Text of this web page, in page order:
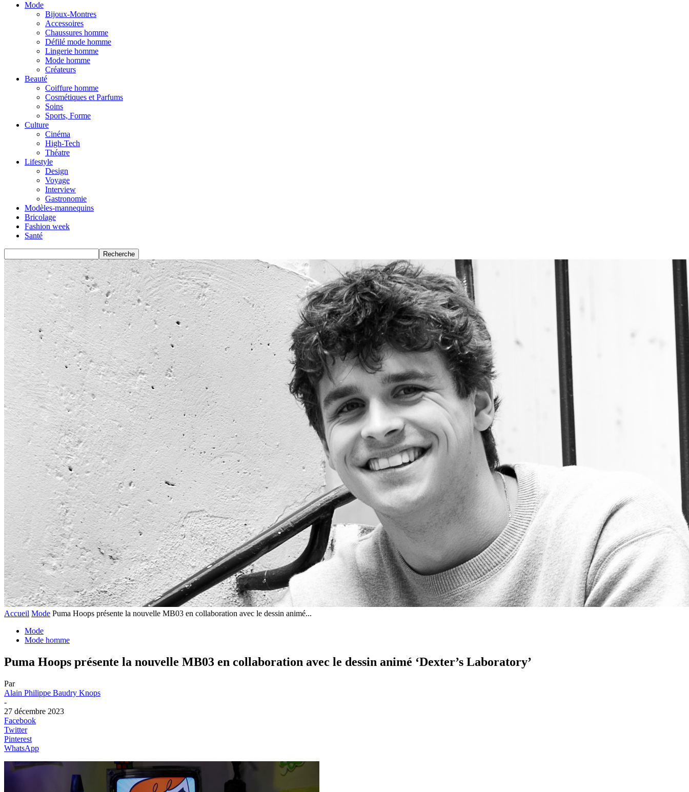
Mode
Bijoux-Montres
Accessoires
Chaussures homme
Défilé mode homme
Lingerie homme
Mode homme
Créateurs
Beauté
Coiffure homme
Cosmétiques et Parfums
Soins
Sports, Forme
Culture
Cinéma
High-Tech
Théatre
Lifestyle
Design
Voyage
Interview
Gastronomie
Modèles-mannequins
Bricolage
Fashion week
Santé
Accueil Mode Puma Hoops présente la nouvelle MB03 en collaboration avec le dessin animé...
Mode
Mode homme
Puma Hoops présente la nouvelle MB03 en collaboration avec le dessin animé ‘Dexter’s Laboratory’
Par
Alain Philippe Baudry Knops
-
27 décembre 2023
Facebook
Twitter
Pinterest
WhatsApp